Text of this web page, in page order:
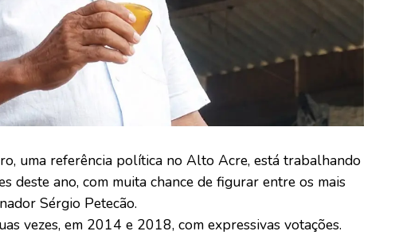
uma referência política no Alto Acre, está trabalhando
deste ano, com muita chance de figurar entre os mais
Sérgio Petecão.
vezes, em 2014 e 2018, com expressivas votações.